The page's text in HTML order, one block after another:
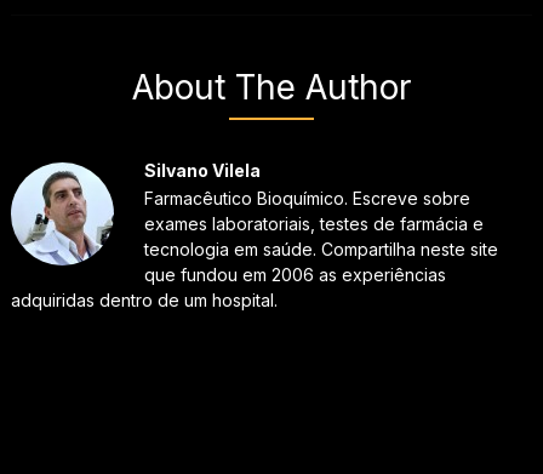
About The Author
Silvano Vilela
Farmacêutico Bioquímico. Escreve sobre
exames laboratoriais, testes de farmácia e
tecnologia em saúde. Compartilha neste site
que fundou em 2006 as experiências
adquiridas dentro de um hospital.